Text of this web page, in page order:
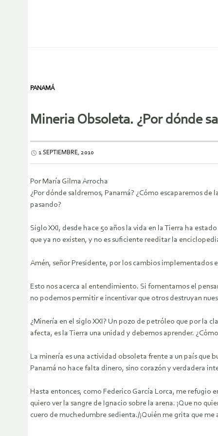
PANAMÁ
Mineria Obsoleta. ¿Por dónde
1 SEPTIEMBRE, 2010
Por María Gilma Arrocha
¿Por dónde saldremos, Panamá? ¿Cómo escaparemos
pasando?
Siglo XXI, desde hace 50 años la vida en la Tierra ha
que ya no existen, y no es suficiente reeditar la
Amén, señor Presidente, por los cambios implementados
Esto nos acerca al entendimiento. Si fomentamos el
no podemos permitir e incentivar que otros destruyan
¿Minería en el siglo XXI? Un pozo de petróleo que por la
afecta, es la Tierra una unidad y debemos aprender.
La minería es una actividad obsoleta frente a un país que
Panamá no hace falta dinero, sino corazón y verdadera
Hasta entonces, como Federico García Lorca, me refugio
quiero ver la sangre de Ignacio sobre la arena. ¡Que no
cuero de muchedumbre sedienta./¡Quién me grita que me